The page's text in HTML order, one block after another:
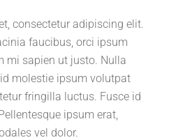
consectetur adipiscing elit.
faucibus, orci ipsum
mi sapien ut justo. Nulla
molestie ipsum volutpat
fringilla luctus. Fusce id
ipsum erat,
vel dolor.